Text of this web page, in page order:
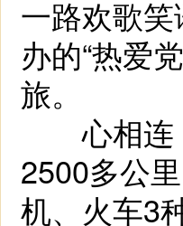
一路欢歌
办的“热爱
旅。
心相连，
2500多公
机、火车3